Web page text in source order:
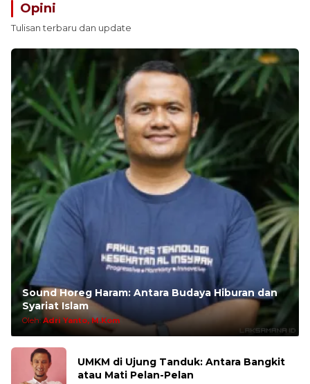
Opini
Tulisan terbaru dan update
Sound Horeg Haram: Antara Budaya Hiburan dan
Syariat Islam
Oleh:Adri Yanto, M.Kom
UMKM di Ujung Tanduk: Antara Bangkit
atau Mati Pelan-Pelan